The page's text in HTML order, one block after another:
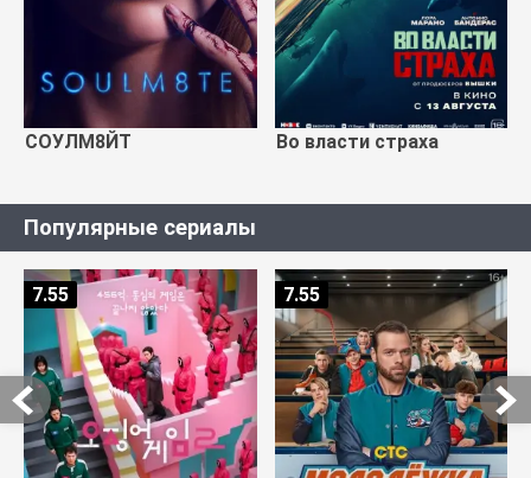
СОУЛМ8ЙТ Во власти страха
Популярные сериалы
7.55 7.55